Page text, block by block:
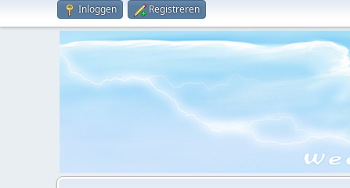
Inloggen Registreren